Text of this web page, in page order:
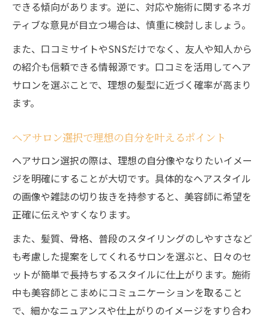
できる傾向があります。逆に、対応や施術に関するネガ
ティブな意見が目立つ場合は、慎重に検討しましょう。
また、口コミサイトやSNSだけでなく、友人や知人から
の紹介も信頼できる情報源です。口コミを活用してヘア
サロンを選ぶことで、理想の髪型に近づく確率が高まり
ます。
ヘアサロン選択で理想の自分を叶えるポイント
ヘアサロン選択の際は、理想の自分像やなりたいイメー
ジを明確にすることが大切です。具体的なヘアスタイル
の画像や雑誌の切り抜きを持参すると、美容師に希望を
正確に伝えやすくなります。
また、髪質、骨格、普段のスタイリングのしやすさなど
も考慮した提案をしてくれるサロンを選ぶと、日々のセ
ットが簡単で長持ちするスタイルに仕上がります。施術
中も美容師とこまめにコミュニケーションを取ること
で、細かなニュアンスや仕上がりのイメージをすり合わ